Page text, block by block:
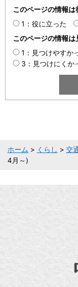
このページの情報は
1：役に立った
このページの情報は
1：見つけやすか
3：見つけにくか
ホーム > くらし > 交
4月～)